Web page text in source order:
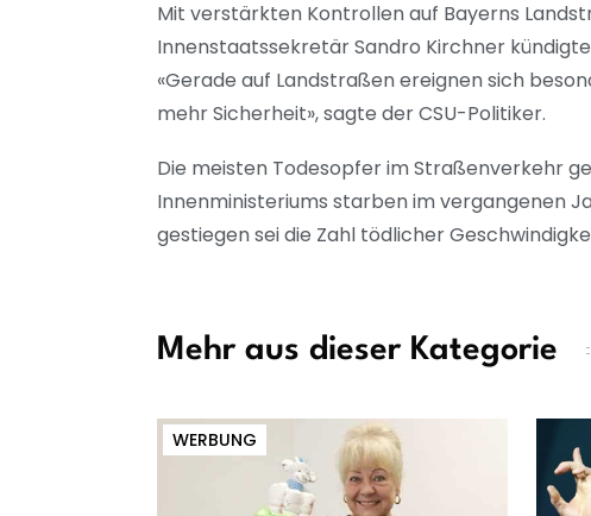
Mit verstärkten Kontrollen auf Bayerns
Innenstaatssekretär Sandro Kirchner
«Gerade auf Landstraßen ereignen sich
mehr Sicherheit», sagte der CSU-Politiker.
Die meisten Todesopfer im Straßenverkehr
Innenministeriums starben im vergangenen
gestiegen sei die Zahl tödlicher
Mehr aus dieser Kategorie
WERBUNG